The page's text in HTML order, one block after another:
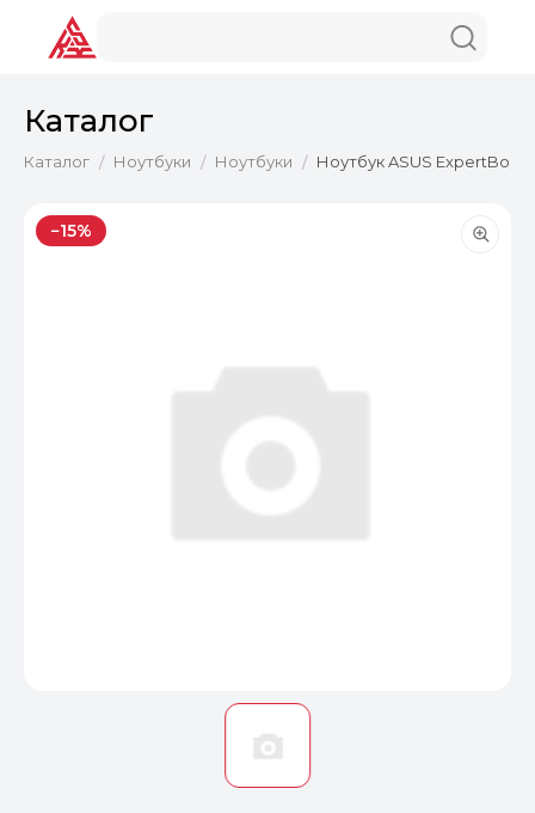
Каталог
Каталог / Ноутбуки / Ноутбуки / Ноутбук ASUS ExpertBook
−15%